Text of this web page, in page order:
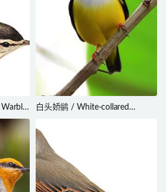
白头娇鹟 / White-collared